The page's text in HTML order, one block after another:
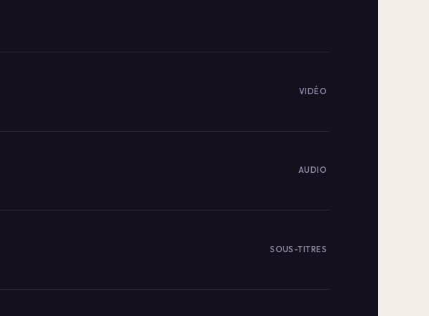
VIDÉO
AUDIO
SOUS-TITRES